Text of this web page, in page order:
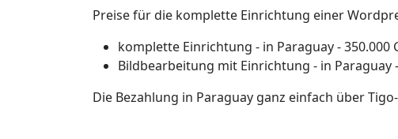
Preise für die komplette Einrichtung einer
komplette Einrichtung - in Paraguay - 350.000
Bildbearbeitung mit Einrichtung - in Paraguay
Die Bezahlung in Paraguay ganz einfach über